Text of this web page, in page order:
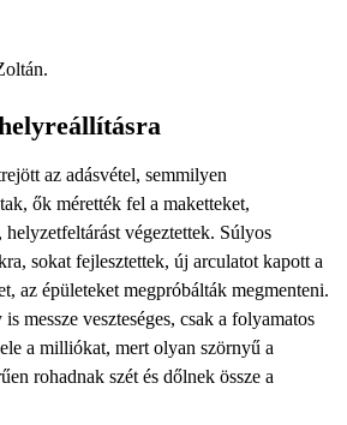
az adásvétel, semmilyen
ők mérették fel a maketteket,
helyzetfeltárást végeztettek. Súlyos
sokat fejlesztettek, új arculatot kapott a
az épületeket megpróbálták megmenteni.
messze veszteséges, csak a folyamatos
a milliókat, mert olyan szörnyű a
rohadnak szét és dőlnek össze a